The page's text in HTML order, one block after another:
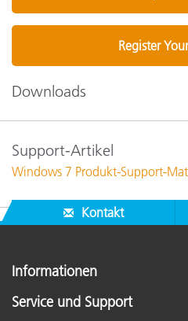
Register
Downloads
Support-Artikel
Windows 7 Produkt-Support-
Kontakt
Informationen
Service und Support